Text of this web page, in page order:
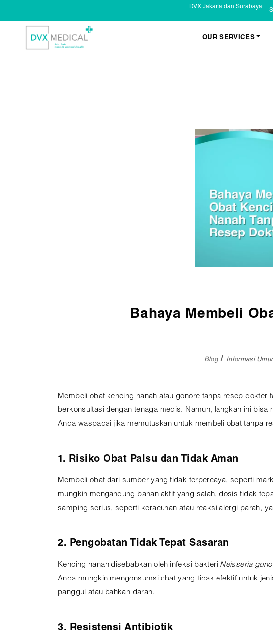
DVX Jakarta dan Surabaya
OUR SERVICES
Eczema
Masalah
Infeksi
Keluhan
Non Infeksi
Bahaya Membeli
Blog Informasi
Membeli obat kencing nanah atau gonore tanpa resep
berkonsultasi dengan tenaga medis. Namun, langkah ini
Anda waspadai jika memutuskan untuk membeli obat tanpa
1. Risiko Obat Palsu dan Tidak Aman
Membeli obat dari sumber yang tidak terpercaya, seperti
mungkin mengandung bahan aktif yang salah, dosis tidak
samping serius, seperti keracunan atau reaksi alergi parah,
2. Pengobatan Tidak Tepat Sasaran
Kencing nanah disebabkan oleh infeksi bakteri Neisseria
Anda mungkin mengonsumsi obat yang tidak efektif untuk
panggul atau bahkan darah.
3. Resistensi Antibiotik